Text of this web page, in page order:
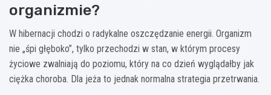
organizmie?
W hibernacji chodzi o radykalne oszczędzanie energii. Organizm
nie „śpi głęboko”, tylko przechodzi w stan, w którym procesy
życiowe zwalniają do poziomu, który na co dzień wyglądałby jak
ciężka choroba. Dla jeża to jednak normalna strategia przetrwania.